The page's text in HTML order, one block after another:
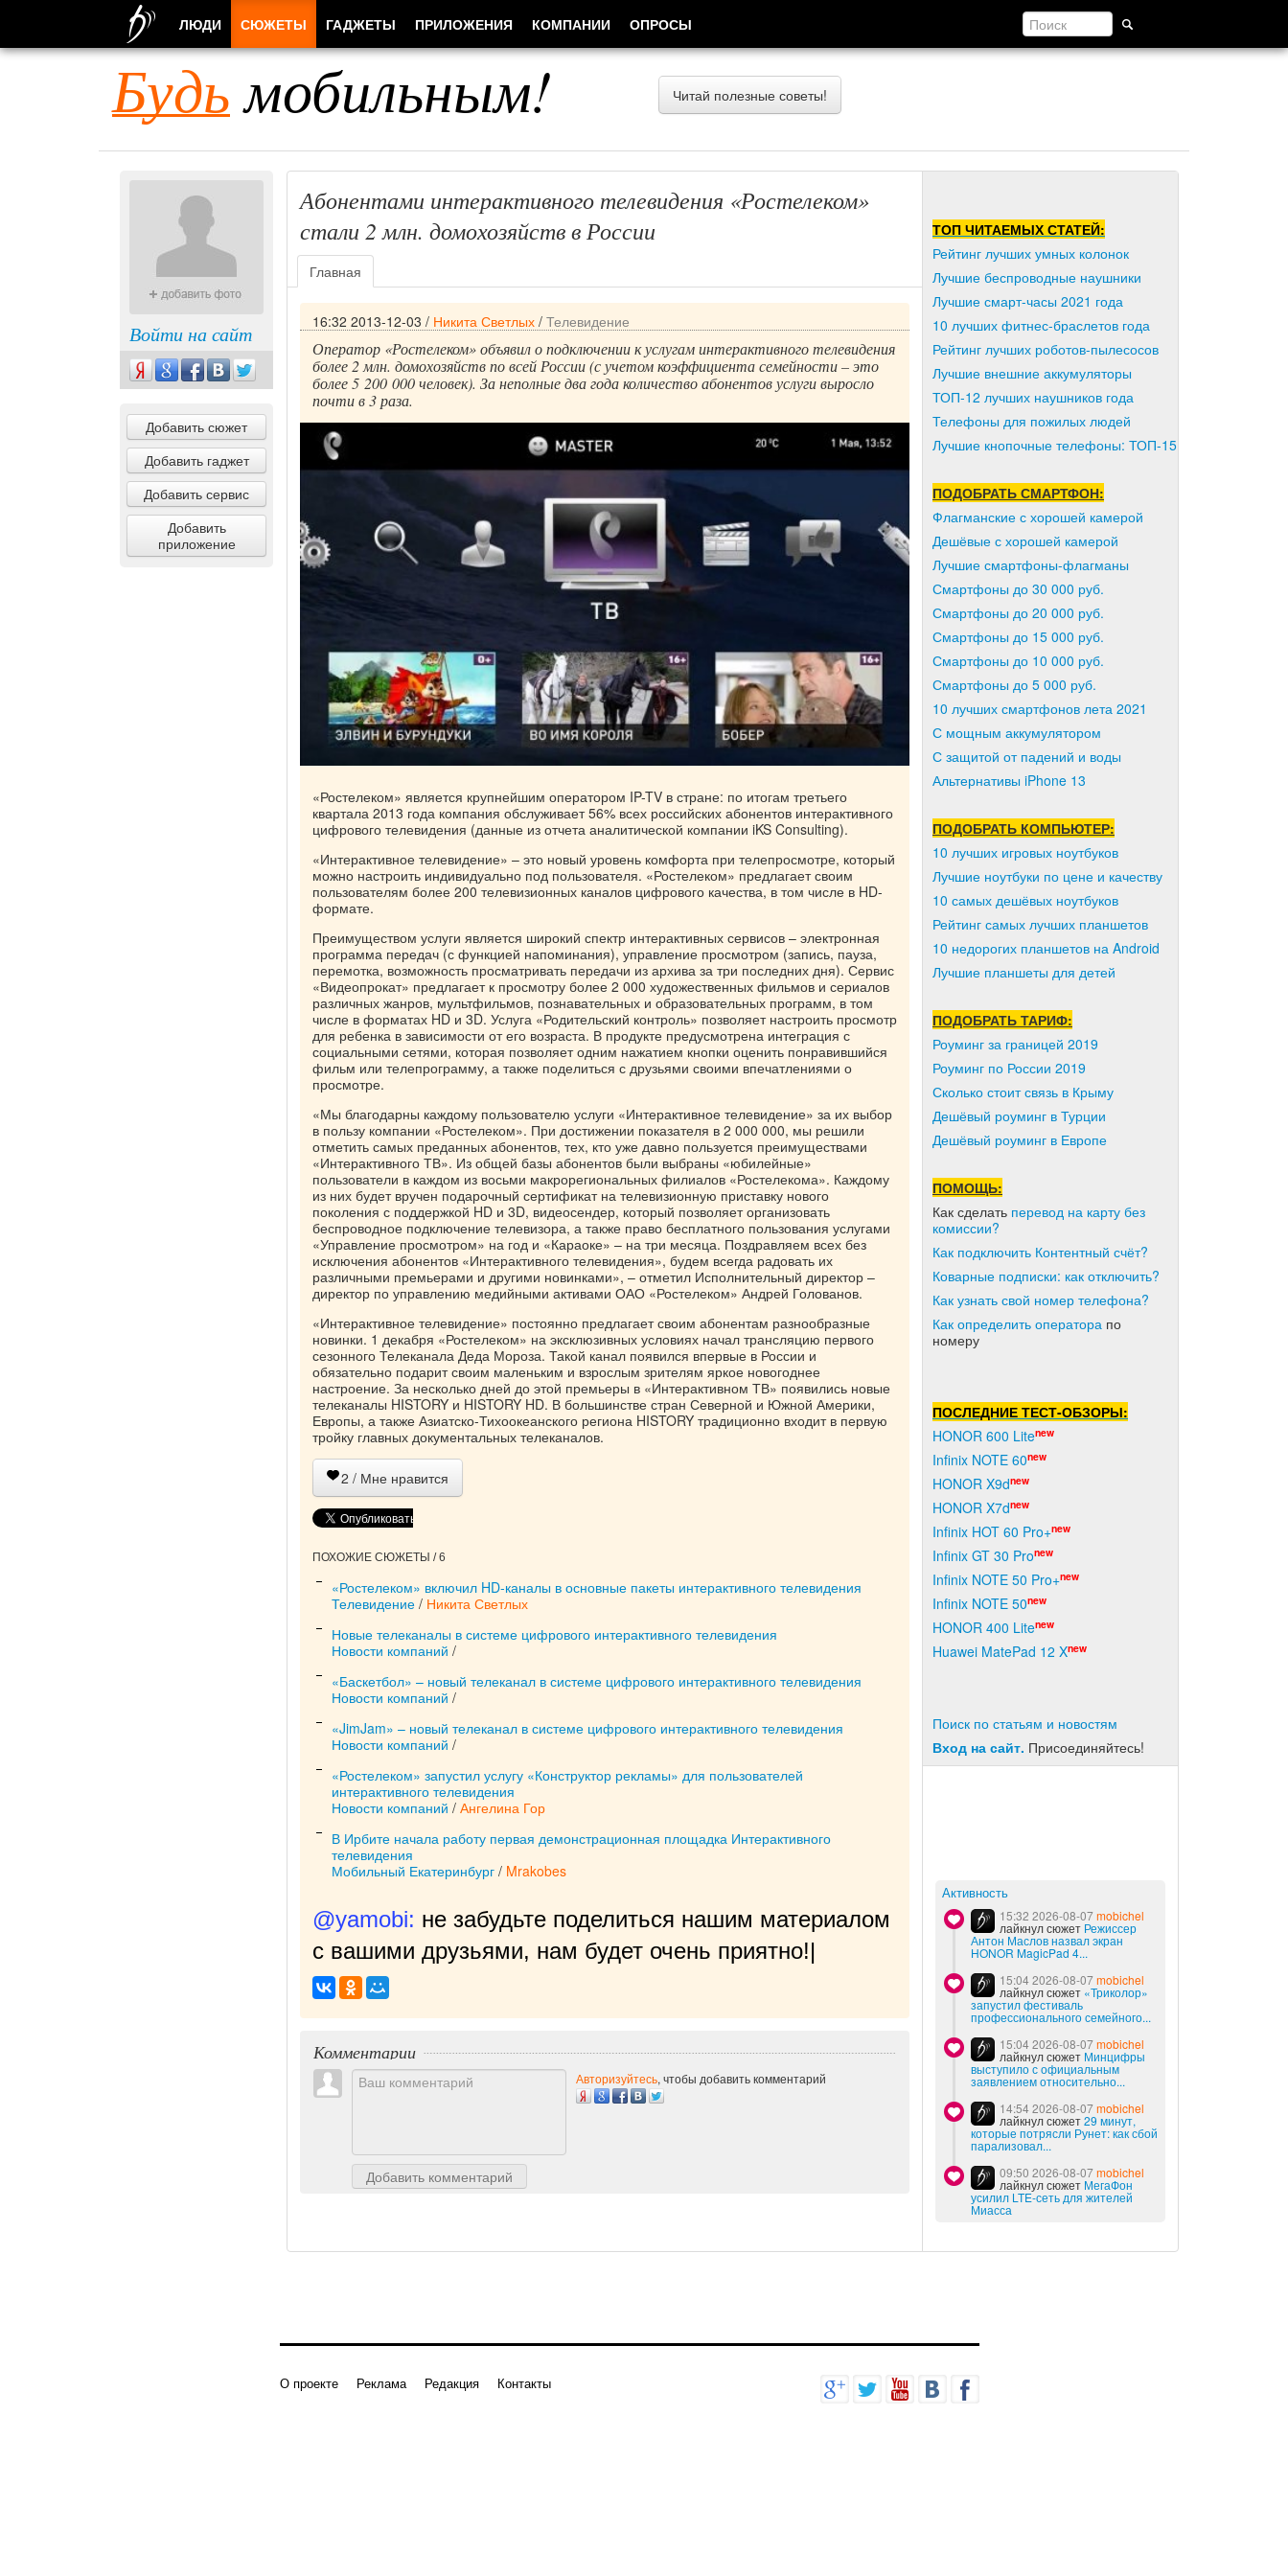
Будьмобильным! Читай полезные советы!
Войти на сайт
Добавить сюжет
Добавить гаджет
Добавить сервис
Добавить
приложение
Абонентами интерактивного телевидения «Ростелеком»
стали 2 млн. домохозяйств в России
Главная
16:32 2013-12-03 / Никита Светлых / Телевидение
Оператор «Ростелеком» объявил о подключении к услугам интерактивного телевидения
более 2 млн. домохозяйств по всей России (с учетом коэффициента семейности – это
более 5 200 000 человек). За неполные два года количество абонентов услуги выросло
почти в 3 раза.
«Ростелеком» является крупнейшим оператором IP-TV в стране: по итогам третьего
квартала 2013 года компания обслуживает 56% всех российских абонентов интерактивного
цифрового телевидения (данные из отчета аналитической компании iKS Consulting).
«Интерактивное телевидение» – это новый уровень комфорта при телепросмотре, который
можно настроить индивидуально под пользователя. «Ростелеком» предлагает своим
пользователям более 200 телевизионных каналов цифрового качества, в том числе в HD-
формате.
Преимуществом услуги является широкий спектр интерактивных сервисов – электронная
программа передач (с функцией напоминания), управление просмотром (запись, пауза,
перемотка, возможность просматривать передачи из архива за три последних дня). Сервис
«Видеопрокат» предлагает к просмотру более 2 000 художественных фильмов и сериалов
различных жанров, мультфильмов, познавательных и образовательных программ, в том
числе в форматах HD и 3D. Услуга «Родительский контроль» позволяет настроить просмотр
для ребенка в зависимости от его возраста. В продукте предусмотрена интеграция с
социальными сетями, которая позволяет одним нажатием кнопки оценить понравившийся
фильм или телепрограмму, а также поделиться с друзьями своими впечатлениями о
просмотре.
«Мы благодарны каждому пользователю услуги «Интерактивное телевидение» за их выбор
в пользу компании «Ростелеком». При достижении показателя в 2 000 000, мы решили
отметить самых преданных абонентов, тех, кто уже давно пользуется преимуществами
«Интерактивного ТВ». Из общей базы абонентов были выбраны «юбилейные»
пользователи в каждом из восьми макрорегиональных филиалов «Ростелекома». Каждому
из них будет вручен подарочный сертификат на телевизионную приставку нового
поколения с поддержкой HD и 3D, видеосендер, который позволяет организовать
беспроводное подключение телевизора, а также право бесплатного пользования услугами
«Управление просмотром» на год и «Караоке» – на три месяца. Поздравляем всех без
исключения абонентов «Интерактивного телевидения», будем всегда радовать их
различными премьерами и другими новинками», – отметил Исполнительный директор –
директор по управлению медийными активами ОАО «Ростелеком» Андрей Голованов.
«Интерактивное телевидение» постоянно предлагает своим абонентам разнообразные
новинки. 1 декабря «Ростелеком» на эксклюзивных условиях начал трансляцию первого
сезонного Телеканала Деда Мороза. Такой канал появился впервые в России и
обязательно подарит своим маленьким и взрослым зрителям яркое новогоднее
настроение. За несколько дней до этой премьеры в «Интерактивном ТВ» появились новые
телеканалы HISTORY и HISTORY HD. В большинстве стран Северной и Южной Америки,
Европы, а также Азиатско-Тихоокеанского региона HISTORY традиционно входит в первую
тройку главных документальных телеканалов.
2 / Мне нравится
ПОХОЖИЕ СЮЖЕТЫ / 6
«Ростелеком» включил HD-каналы в основные пакеты интерактивного телевидения
Телевидение / Никита Светлых
Новые телеканалы в системе цифрового интерактивного телевидения
Новости компаний /
«Баскетбол» – новый телеканал в системе цифрового интерактивного телевидения
Новости компаний /
«JimJam» – новый телеканал в системе цифрового интерактивного телевидения
Новости компаний /
«Ростелеком» запустил услугу «Конструктор рекламы» для пользователей
интерактивного телевидения
Новости компаний / Ангелина Гор
В Ирбите начала работу первая демонстрационная площадка Интерактивного
телевидения
Мобильный Екатеринбург / Mrakobes
@yamobi: не забудьте поделиться нашим материалом
с вашими друзьями, нам будет очень приятно!|
Комментарии
Добавить комментарий
Авторизуйтесь, чтобы добавить комментарий
ТОП ЧИТАЕМЫХ СТАТЕЙ:
Рейтинг лучших умных колонок
Лучшие беспроводные наушники
Лучшие смарт-часы 2021 года
10 лучших фитнес-браслетов года
Рейтинг лучших роботов-пылесосов
Лучшие внешние аккумуляторы
ТОП-12 лучших наушников года
Телефоны для пожилых людей
Лучшие кнопочные телефоны: ТОП-15
ПОДОБРАТЬ СМАРТФОН:
Флагманские с хорошей камерой
Дешёвые с хорошей камерой
Лучшие смартфоны-флагманы
Смартфоны до 30 000 руб.
Смартфоны до 20 000 руб.
Смартфоны до 15 000 руб.
Смартфоны до 10 000 руб.
Смартфоны до 5 000 руб.
10 лучших смартфонов лета 2021
С мощным аккумулятором
С защитой от падений и воды
Альтернативы iPhone 13
ПОДОБРАТЬ КОМПЬЮТЕР:
10 лучших игровых ноутбуков
Лучшие ноутбуки по цене и качеству
10 самых дешёвых ноутбуков
Рейтинг самых лучших планшетов
10 недорогих планшетов на Android
Лучшие планшеты для детей
ПОДОБРАТЬ ТАРИФ:
Роуминг за границей 2019
Роуминг по России 2019
Сколько стоит связь в Крыму
Дешёвый роуминг в Турции
Дешёвый роуминг в Европе
ПОМОЩЬ:
Как сделать перевод на карту без
комиссии?
Как подключить Контентный счёт?
Коварные подписки: как отключить?
Как узнать свой номер телефона?
Как определить оператора по
номеру
ПОСЛЕДНИЕ ТЕСТ-ОБЗОРЫ:
HONOR 600 Litenew
Infinix NOTE 60new
HONOR X9dnew
HONOR X7dnew
Infinix HOT 60 Pro+new
Infinix GT 30 Pronew
Infinix NOTE 50 Pro+new
Infinix NOTE 50new
HONOR 400 Litenew
Huawei MatePad 12 Xnew
Поиск по статьям и новостям
Вход на сайт. Присоединяйтесь!
Активность
15:32 2026-08-07mobichel
лайкнул сюжет Режиссер
Антон Маслов назвал экран
HONOR MagicPad 4...
15:04 2026-08-07mobichel
лайкнул сюжет «Триколор»
запустил фестиваль
профессионального семейного...
15:04 2026-08-07mobichel
лайкнул сюжет Минцифры
выступило с официальным
заявлением относительно...
14:54 2026-08-07mobichel
лайкнул сюжет29 минут,
которые потрясли Рунет: как сбой
парализовал...
09:50 2026-08-07mobichel
лайкнул сюжет МегаФон
усилил LTE-сеть для жителей
Миасса
ЛЮДИ СЮЖЕТЫ ГАДЖЕТЫ ПРИЛОЖЕНИЯ КОМПАНИИ ОПРОСЫ
О проекте Реклама Редакция Контакты